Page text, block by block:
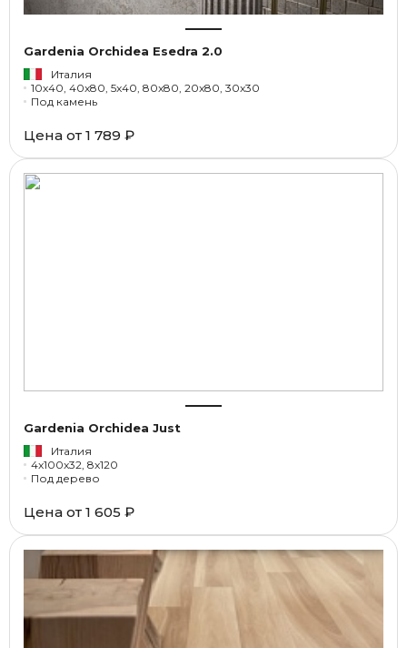
Gardenia Orchidea Esedra 2.0
Италия
10x40, 40x80, 5x40, 80x80, 20x80, 30x30
Под камень
Цена от 1 789 ₽
Gardenia Orchidea Just
Италия
4x100x32, 8x120
Под дерево
Цена от 1 605 ₽